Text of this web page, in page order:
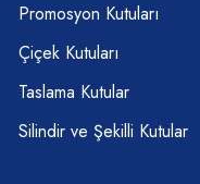
Promosyon Kutuları
Çiçek Kutuları
Taslama Kutular
Silindir ve Şekilli Kutular